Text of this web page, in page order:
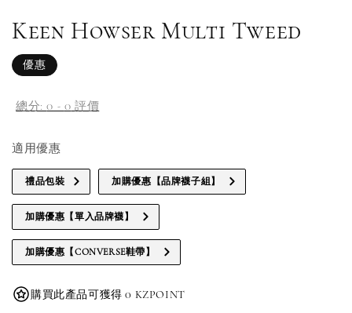
Keen Howser Multi Tweed
優惠
總分:0 - 0 評價
適用優惠
禮品包裝 加購優惠【品牌襪子組】
加購優惠【單入品牌襪】
加購優惠【CONVERSE鞋帶】
購買此產品可獲得 0 KZPOINT